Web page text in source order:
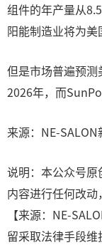
组件的年产量从
阳能制造业将为美
但是市场普遍预
2026年，而
来源：NE-SALON
说明：本公众号
内容进行任何改
【来源：NE-
留采取法律手段维